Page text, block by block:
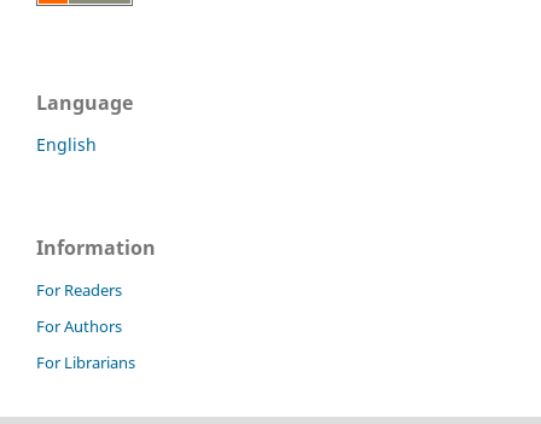
Language
English
Information
For Readers
For Authors
For Librarians